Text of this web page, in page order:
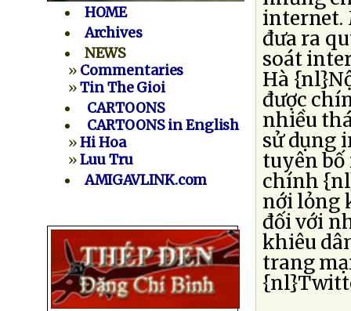
HOME
Archives
NEWS
» Commentaries
»Tin The Gioi
CARTOONS
CARTOONS in English
»Hi Hoa
»Luu Tru
AMIGAVLINK.com
internet.
đưa ra
soát
Hà
được
nhiều
sử dụng
tuyên bố
chính
nới lỏng
đối với
khiêu
trang